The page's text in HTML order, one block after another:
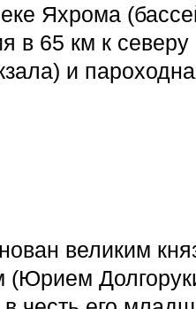
Яхрома
в 65 км к
и
великим
(Юрием